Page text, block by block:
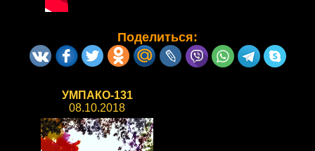
Поделиться:
УМПАКО-131
08.10.2018